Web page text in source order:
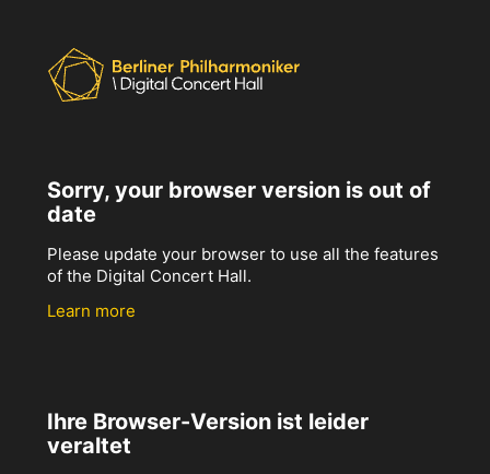
Sorry, your browser version is out of
date
Please update your browser to use all the features
of the Digital Concert Hall.
Learn more
Ihre Browser-Version ist leider
veraltet